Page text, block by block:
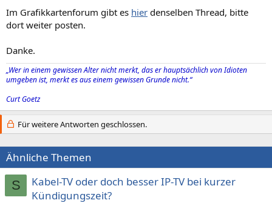
Im Grafikkartenforum gibt es hier denselben Thread, bitte
dort weiter posten.
Danke.
„Wer in einem gewissen Alter nicht merkt, das er hauptsächlich von Idioten
umgeben ist, merkt es aus einem gewissen Grunde nicht.“
Curt Goetz
Für weitere Antworten geschlossen.
Ähnliche Themen
S
Kabel-TV oder doch besser IP-TV bei kurzer
Kündigungszeit?